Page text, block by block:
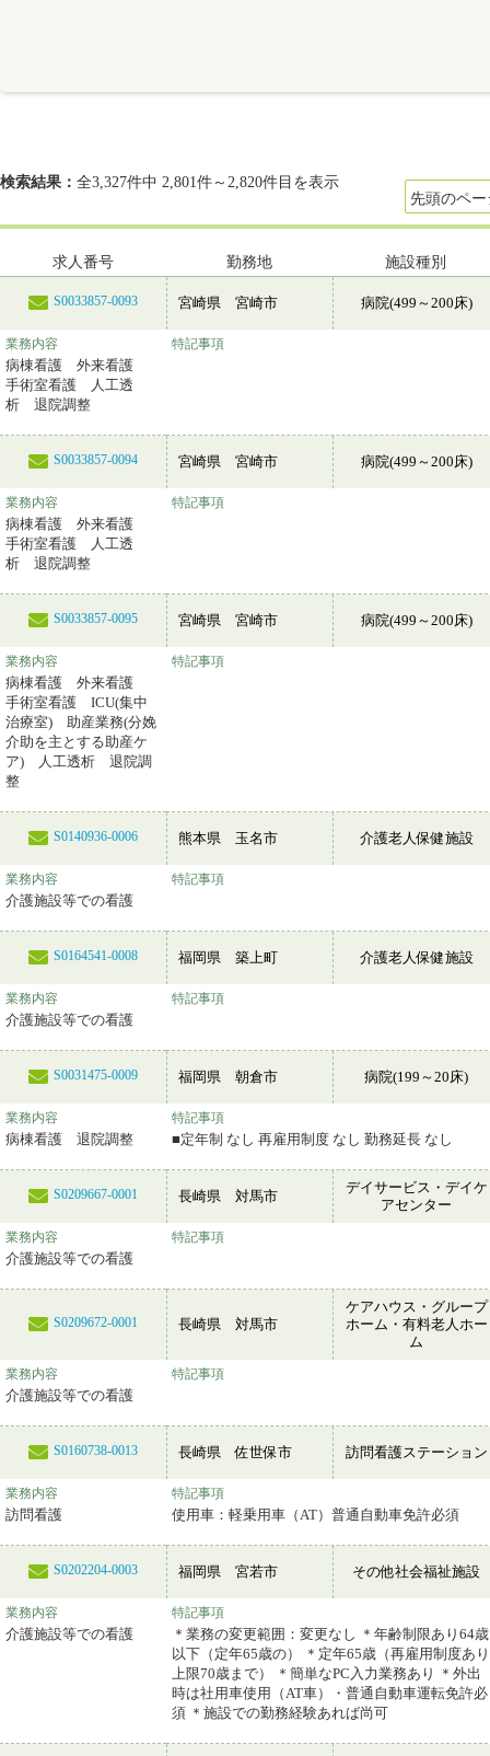
検索結果： 全3,327件中 2,801件～2,820件目を表示
先頭のペー
求人番号 勤務地 施設種別
S0033857-0093 宮崎県 宮崎市 病院(499～200床)
業務内容
病棟看護 外来看護
手術室看護 人工透
析 退院調整
特記事項
S0033857-0094 宮崎県 宮崎市 病院(499～200床)
業務内容
病棟看護 外来看護
手術室看護 人工透
析 退院調整
特記事項
S0033857-0095 宮崎県 宮崎市 病院(499～200床)
業務内容
病棟看護 外来看護
手術室看護 ICU(集中
治療室) 助産業務(分娩
介助を主とする助産ケ
ア) 人工透析 退院調
整
特記事項
S0140936-0006 熊本県 玉名市 介護老人保健施設
業務内容
介護施設等での看護
特記事項
S0164541-0008 福岡県 築上町 介護老人保健施設
業務内容
介護施設等での看護
特記事項
S0031475-0009 福岡県 朝倉市 病院(199～20床)
業務内容
病棟看護 退院調整
特記事項
■定年制 なし 再雇用制度 なし 勤務延長 なし
S0209667-0001 長崎県 対馬市
デイサービス・デイケ
アセンター
業務内容
介護施設等での看護
特記事項
S0209672-0001 長崎県 対馬市
ケアハウス・グループ
ホーム・有料老人ホー
ム
業務内容
介護施設等での看護
特記事項
S0160738-0013 長崎県 佐世保市 訪問看護ステーション
業務内容
訪問看護
特記事項
使用車：軽乗用車（AT）普通自動車免許必須
S0202204-0003 福岡県 宮若市 その他社会福祉施設
業務内容
介護施設等での看護
特記事項
＊業務の変更範囲：変更なし ＊年齢制限あり64歳
以下（定年65歳の） ＊定年65歳（再雇用制度あり
上限70歳まで） ＊簡単なPC入力業務あり ＊外出
時は社用車使用（AT車）・普通自動車運転免許必
須 ＊施設での勤務経験あれば尚可